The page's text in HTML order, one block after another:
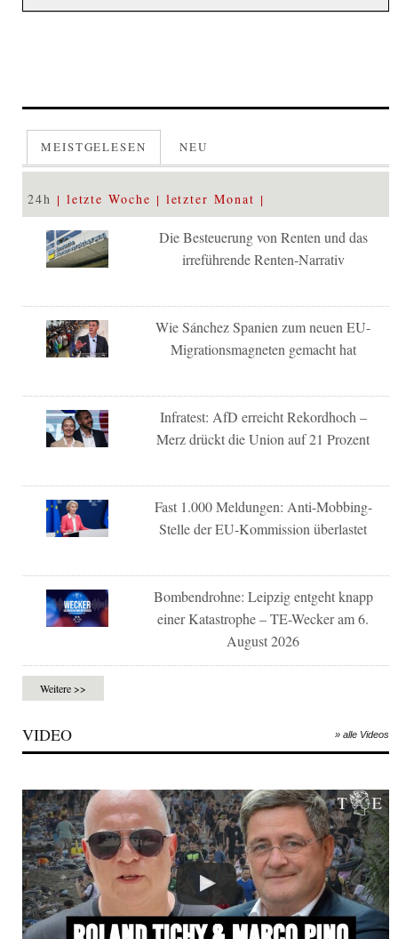
MEISTGELESEN NEU
24h letzte Woche letzter Monat
Die Besteuerung von Renten und das
irreführende Renten-Narrativ
Wie Sánchez Spanien zum neuen EU-
Migrationsmagneten gemacht hat
Infratest: AfD erreicht Rekordhoch –
Merz drückt die Union auf 21 Prozent
Fast 1.000 Meldungen: Anti-Mobbing-
Stelle der EU-Kommission überlastet
Bombendrohne: Leipzig entgeht knapp
einer Katastrophe – TE-Wecker am 6.
August 2026
Weitere >>
VIDEO » alle Videos